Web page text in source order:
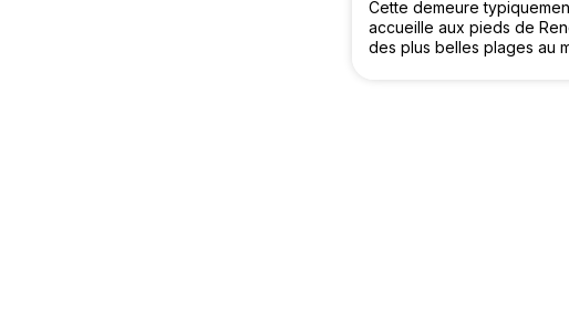
Cette demeure
accueille aux pieds de
des plus belles plages au